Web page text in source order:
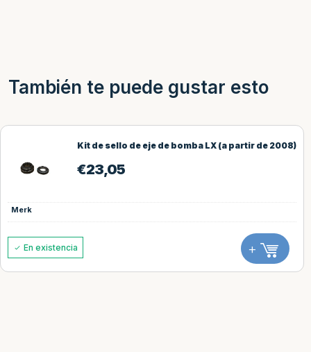
También te puede gustar esto
Kit de sello de eje de bomba LX (a partir de 2008)
€23,05
Merk
En existencia +